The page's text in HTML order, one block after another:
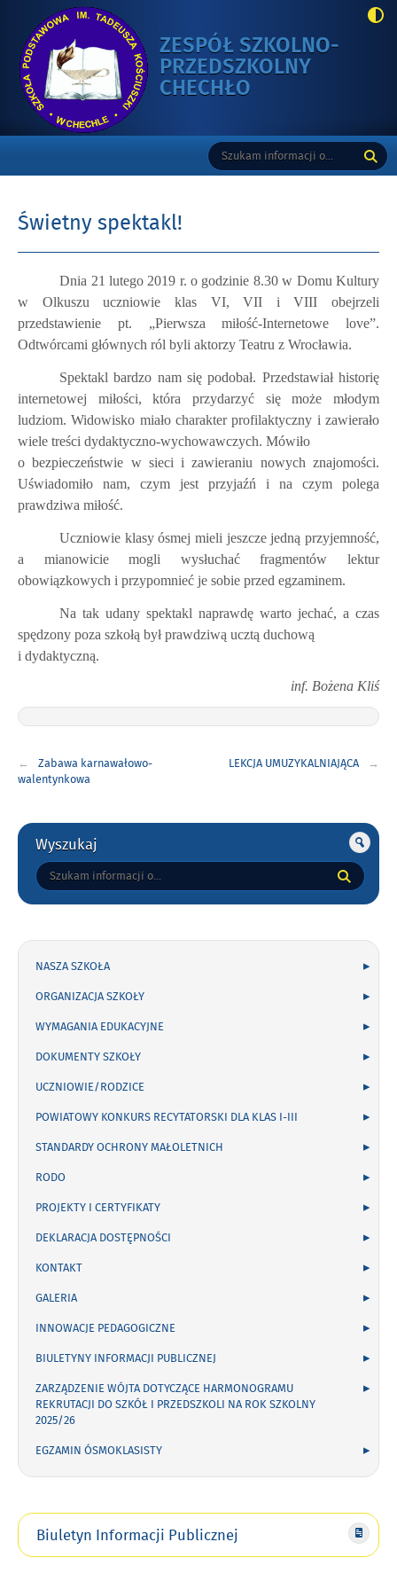
ZESPÓŁ SZKOLNO-
PRZEDSZKOLNY
CHECHŁO
SPEKTAKL!
Wyszukiwarka
Tutaj
wpisz
szukaną
Świetny spektakl!
Opublikowano
dniu
Dnia 21 lutego 2019 r. o godzinie 8.30 w Domu Kultury
w Olkuszu uczniowie klas VI, VII i VIII obejrzeli
przedstawienie pt. „Pierwsza miłość-Internetowe love”.
Odtwórcami głównych ról byli aktorzy Teatru z Wrocławia.
Spektakl bardzo nam się podobał. Przedstawiał historię
internetowej miłości, która przydarzyć się może młodym
ludziom. Widowisko miało charakter profilaktyczny i zawierało
wiele treści dydaktyczno-wychowawczych. Mówiło
o bezpieczeństwie w sieci i zawieraniu nowych znajomości.
Uświadomiło nam, czym jest przyjaźń i na czym polega
prawdziwa miłość.
Uczniowie klasy ósmej mieli jeszcze jedną przyjemność,
a mianowicie mogli wysłuchać fragmentów lektur
obowiązkowych i przypomnieć je sobie przed egzaminem.
Na tak udany spektakl naprawdę warto jechać, a czas
spędzony poza szkołą był prawdziwą ucztą duchową
i dydaktyczną.
inf. Bożena Kliś
wpisu
Zabawa karnawałowo-
walentynkowa
LEKCJA UMUZYKALNIAJĄCA
Gorne
Wyszukaj
Tutaj
wpisz
NASZA SZKOŁA
ORGANIZACJA SZKOŁY
WYMAGANIA EDUKACYJNE
DOKUMENTY SZKOŁY
UCZNIOWIE/RODZICE
POWIATOWY KONKURS RECYTATORSKI DLA KLAS I-III
STANDARDY OCHRONY MAŁOLETNICH
RODO
PROJEKTY I CERTYFIKATY
DEKLARACJA DOSTĘPNOŚCI
KONTAKT
GALERIA
INNOWACJE PEDAGOGICZNE
BIULETYNY INFORMACJI PUBLICZNEJ
ZARZĄDZENIE WÓJTA DOTYCZĄCE HARMONOGRAMU
REKRUTACJI DO SZKÓŁ I PRZEDSZKOLI NA ROK SZKOLNY
2025/26
EGZAMIN ÓSMOKLASISTY
Biuletyn Informacji Publicznej